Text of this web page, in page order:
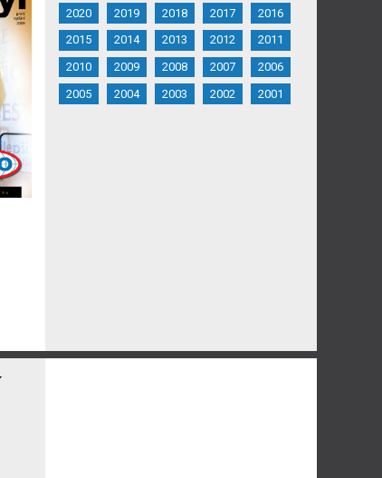
2020 2019 2018 2017
2016
2015
2014 2013 2012
2011
2010
2009 2008 2007
2006
2005
2004 2003 2002 2001